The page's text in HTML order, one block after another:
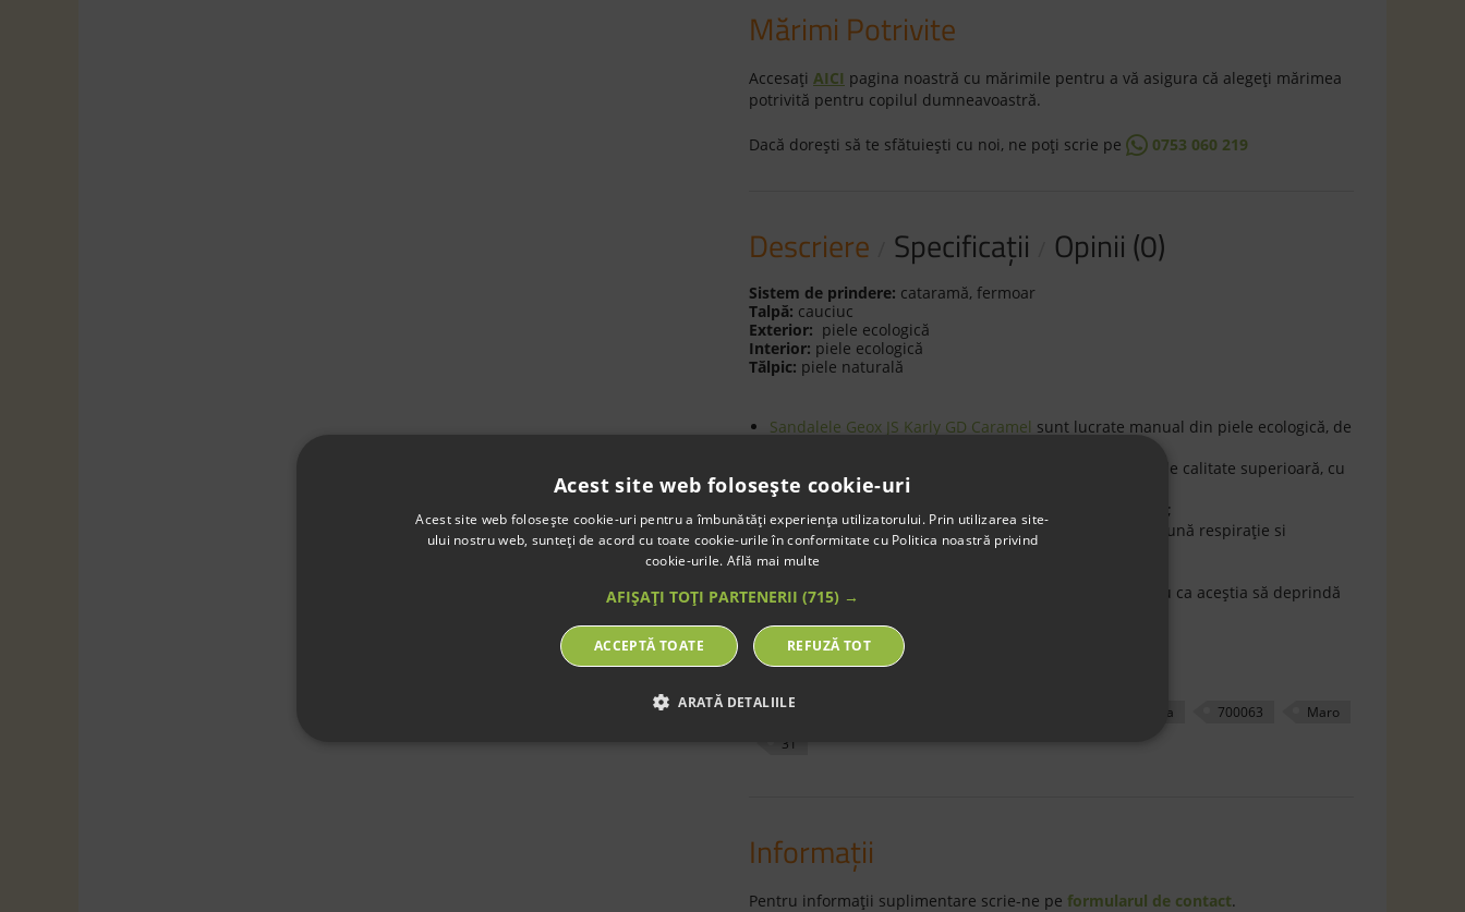
Mărimi Potrivite
Accesaţi AICI pagina noastră cu mărimile pentru a vă asigura că alegeţi mărimea
potrivită pentru copilul dumneavoastră.
Dacă doreşti să te sfătuieşti cu noi, ne poţi scrie pe 0753 060 219
Descriere Specificaţii Opinii (0)
Sistem de prindere: cataramă, fermoar
Talpă: cauciuc
Exterior: piele ecologică
Interior: piele ecologică
Tălpic: piele naturală
Sandalele Geox JS Karly GD Caramel sunt lucrate manual din piele ecologică, de
Sandalele sunt cu interior din piele ecologică, moale, de calitate superioară, cu
o textură excelentă;
Talpa din cauciuc este foarte flexibilă şi antiderapantă;
Branţul (talpă interioară) din piele, oferă piciorului o bună respiraţie si
ergonomie, flexibilitate şi confort în timpul mersului;
Model echipat cu tehnologia
Recomandaţi pentru copii încă de la primii paşi pentru ca aceştia să deprindă
Etichete
fete geox respira 700063
Maro
31
Informaţii
Pentru informaţii suplimentare scrie-ne pe formularul de contact.
Acest site web folosește cookie-uri
Acest site web folosește cookie-uri pentru a îmbunătăți experiența utilizatorului. Prin utilizarea site-
ului nostru web, sunteți de acord cu toate cookie-urile în conformitate cu Politica noastră privind
cookie-urile. Află mai multe
AFIȘAȚI TOȚI PARTENERII (715) →
ACCEPTĂ TOATE REFUZĂ TOT
ARATĂ DETALIILE